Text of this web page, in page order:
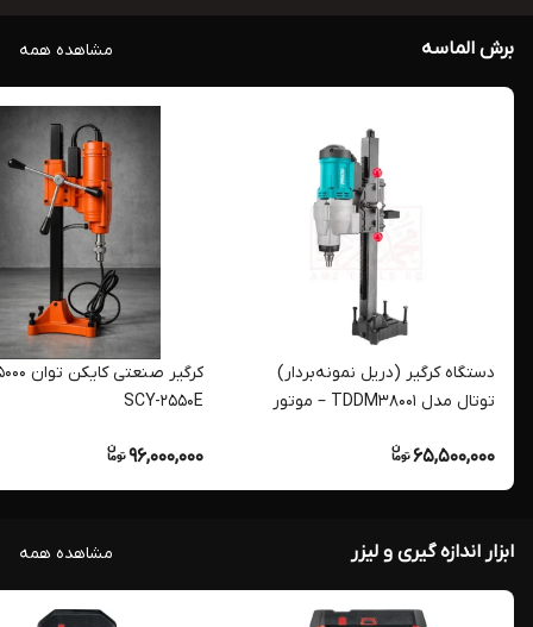
برش الماسه مشاهده همه
دستگاه کرگیر (دریل نمونه‌بردار)
توتال مدل TDDM38001 – موتور
65,500,000
SCY-2550E
96,000,000
ابزار اندازه گیری و لیزر مشاهده همه